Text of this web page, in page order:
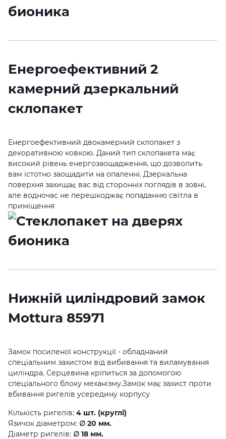
Енергоефективний 2
камерний дзеркальний
склопакет
Енергоефективний двокамерний склопакет з
декоративною ковкою. Даний тип склопакета має
високий рівень енергозаощадження, що дозволить
вам істотно заощадити на опаленні. Дзеркальна
поверхня захищає вас від сторонніх поглядів в зовні,
але водночас не перешкоджає попаданню світла в
приміщення
Нижній циліндровий замок
Mottura 85971
Замок посиленої конструкції - обладнаний
спеціальним захистом від вибивання та виламування
циліндра. Серцевина кріпиться за допомогою
спеціального блоку механізму.Замок має захист проти
вбивання ригелів усередину корпусу
Кількість ригелів: 4 шт. (круглі)
Язичок діаметром: ∅ 20 мм.
Діаметр ригелів: ∅ 18 мм.